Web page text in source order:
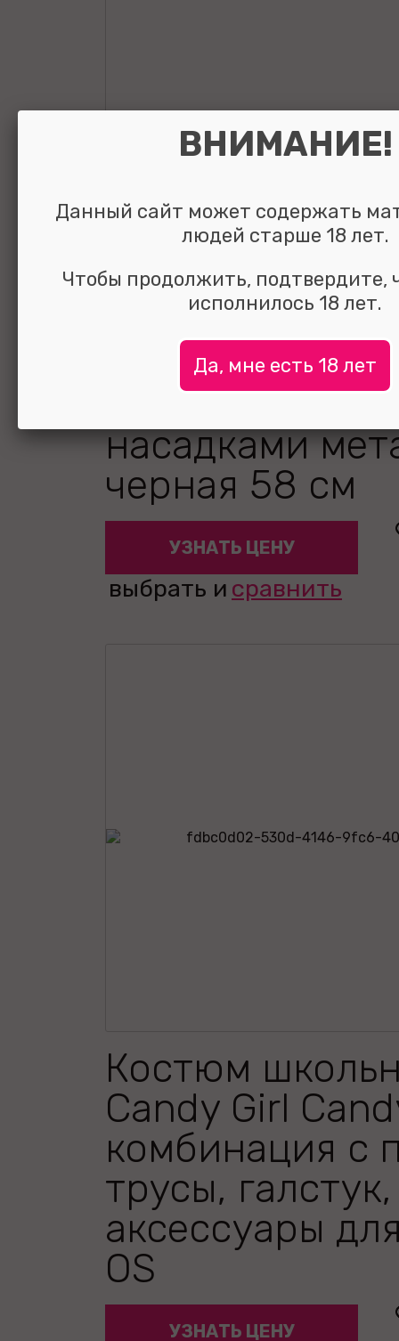
Секс-машина
Motion с двумя
насадками
черная 58 см
УЗНАТЬ ЦЕНУ
выбрать и сравнить
Костюм
Candy Girl
комбинация с
трусы, галстук,
аксессуары
OS
УЗНАТЬ ЦЕНУ
ВНИМАНИЕ!
Данный сайт может содержать
людей старше 18 лет.
Чтобы продолжить, подтвердите,
исполнилось 18 лет.
Да, мне есть 18 лет